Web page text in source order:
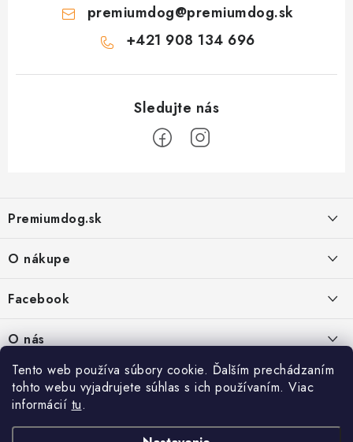
Tento web používa súbory cookie. Ďalším prechádzaním
tohto webu vyjadrujete súhlas s ich používaním. Viac
informácií tu.
premiumdog@premiumdog.sk
+421 908 134 696
p
ä
Premiumdog.sk
PREDAJŇA:
Petőfiho 65
Štúrovo 943 01
Po-Pia - 8:00-18:00
O nákupe
Doprava a platba
Ochrana osobných údajov
Vrátanie tovaru
Reklamácie
Facebook
O nás
Kontakty
Prečo nakúpiť u nás
Predajňa